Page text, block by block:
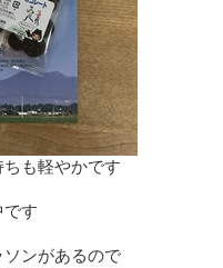
ちも軽やかです
です
ソンがあるので